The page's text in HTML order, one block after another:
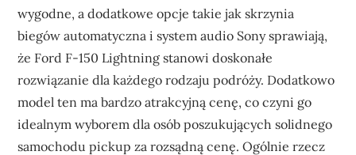
wygodne, a dodatkowe opcje takie jak skrzynia
biegów automatyczna i system audio Sony sprawiają,
że Ford F-150 Lightning stanowi doskonałe
rozwiązanie dla każdego rodzaju podróży. Dodatkowo
model ten ma bardzo atrakcyjną cenę, co czyni go
idealnym wyborem dla osób poszukujących solidnego
samochodu pickup za rozsądną cenę. Ogólnie rzecz